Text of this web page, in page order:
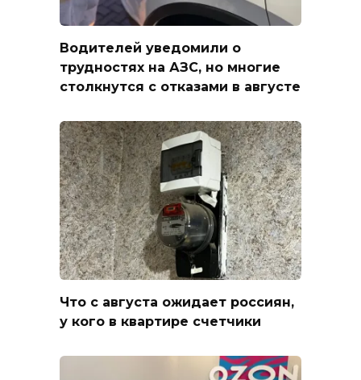
Водителей уведомили о
трудностях на АЗС, но многие
столкнутся с отказами в августе
Что с августа ожидает россиян,
у кого в квартире счетчики